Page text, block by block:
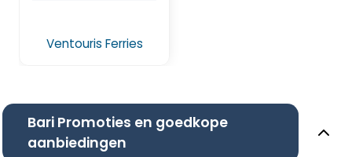
Ventouris Ferries
Bari Promoties en goedkope
aanbiedingen